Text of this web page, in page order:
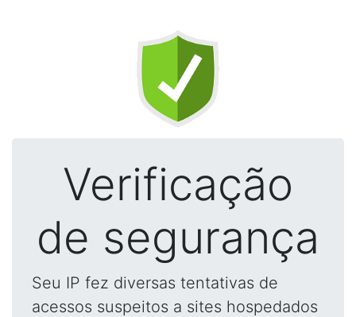
Verificação
de segurança
Seu IP fez diversas tentativas de
acessos suspeitos a sites hospedados